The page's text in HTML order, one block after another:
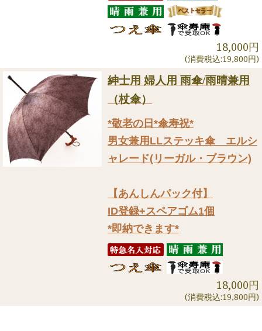
18,000円
(消費税込:19,800円)
紳士用 婦人用 雨傘/雨晴兼用
（杖傘）
*敬老の日*傘寿祝*
男女兼用LLステッキ傘 エルシ
ャレード(リーガル・ブラウン)
【あんしんパック付】
ID登録+スペアゴム1個
*即納できます*
18,000円
(消費税込:19,800円)